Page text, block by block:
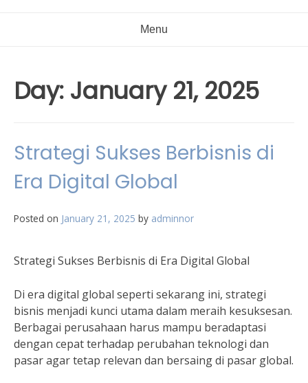
Menu
Day: January 21, 2025
Strategi Sukses Berbisnis di
Era Digital Global
Posted on January 21, 2025 by adminnor
Strategi Sukses Berbisnis di Era Digital Global
Di era digital global seperti sekarang ini, strategi
bisnis menjadi kunci utama dalam meraih kesuksesan.
Berbagai perusahaan harus mampu beradaptasi
dengan cepat terhadap perubahan teknologi dan
pasar agar tetap relevan dan bersaing di pasar global.